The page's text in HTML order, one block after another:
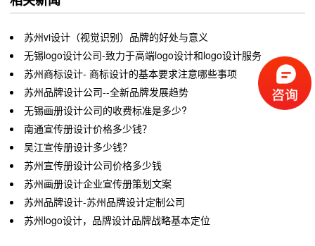
苏州vi设计（视觉识别）品牌的好处与意义
无锡logo设计公司-致力于高端logo设计和logo设计服务
苏州商标设计- 商标设计的基本要求注意哪些事项
苏州品牌设计公司--全新品牌发展趋势
无锡画册设计公司的收费标准是多少?
南通宣传册设计价格多少钱？
吴江宣传册设计多少钱？
苏州宣传册设计公司价格多少钱
苏州画册设计企业宣传册策划文案
苏州品牌设计-苏州品牌设计定制公司
苏州logo设计，品牌设计品牌战略基本定位